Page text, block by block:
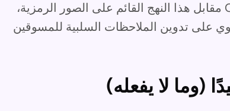
هذه لعام 2025، سنقارن نقاط قوة Otter مقابل هذا النهج القائم على الصور الرمزية،
على تدوين الملاحظات السلبية للمسوقين